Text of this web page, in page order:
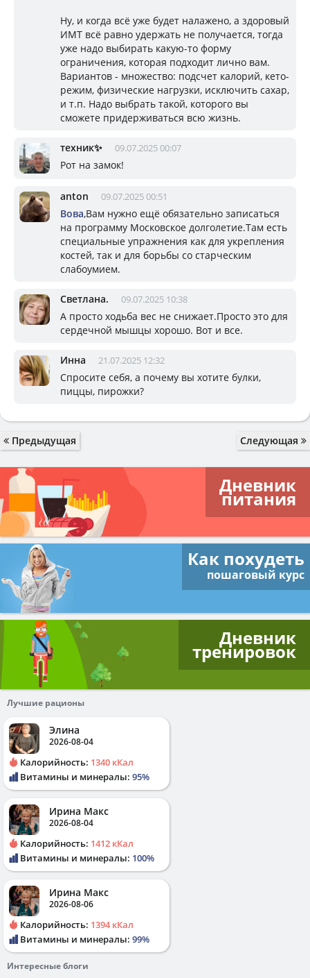
Ну, и когда всё уже будет налажено, а здоровый
ИМТ всё равно удержать не получается, тогда
уже надо выбирать какую-то форму
ограничения, которая подходит лично вам.
Вариантов - множество: подсчет калорий, кето-
режим, физические нагрузки, исключить сахар,
и т.п. Надо выбрать такой, которого вы
сможете придерживаться всю жизнь.
техник✨ 09.07.2025 00:07
Рот на замок!
anton 09.07.2025 00:51
Вова,Вам нужно ещё обязательно записаться
на программу Московское долголетие.Там есть
специальные упражнения как для укрепления
костей, так и для борьбы со старческим
слабоумием.
Светлана. 09.07.2025 10:38
А просто ходьба вес не снижает.Просто это для
сердечной мышцы хорошо. Вот и все.
Инна 21.07.2025 12:32
Спросите себя, а почему вы хотите булки,
пиццы, пирожки?
Предыдущая Следующая
Дневник
питания
Как похудеть
пошаговый курс
Дневник
тренировок
Лучшие рационы
Элина
2026-08-04
Калорийность: 1340 кКал
Витамины и минералы: 95%
Ирина Макс
2026-08-04
Калорийность: 1412 кКал
Витамины и минералы: 100%
Ирина Макс
2026-08-06
Калорийность: 1394 кКал
Витамины и минералы: 99%
Интересные блоги